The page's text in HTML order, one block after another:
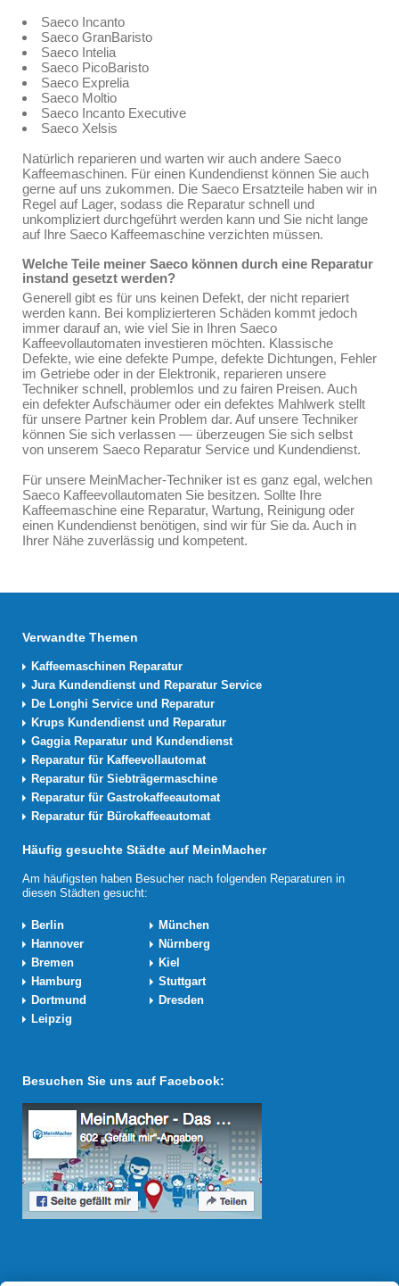
Saeco Incanto
Saeco GranBaristo
Saeco Intelia
Saeco PicoBaristo
Saeco Exprelia
Saeco Moltio
Saeco Incanto Executive
Saeco Xelsis
Natürlich reparieren und warten wir auch andere Saeco
Kaffeemaschinen. Für einen Kundendienst können Sie auch
gerne auf uns zukommen. Die Saeco Ersatzteile haben wir in
Regel auf Lager, sodass die Reparatur schnell und
unkompliziert durchgeführt werden kann und Sie nicht lange
auf Ihre Saeco Kaffeemaschine verzichten müssen.
Welche Teile meiner Saeco können durch eine Reparatur
instand gesetzt werden?
Generell gibt es für uns keinen Defekt, der nicht repariert
werden kann. Bei komplizierteren Schäden kommt jedoch
immer darauf an, wie viel Sie in Ihren Saeco
Kaffeevollautomaten investieren möchten. Klassische
Defekte, wie eine defekte Pumpe, defekte Dichtungen, Fehler
im Getriebe oder in der Elektronik, reparieren unsere
Techniker schnell, problemlos und zu fairen Preisen. Auch
ein defekter Aufschäumer oder ein defektes Mahlwerk stellt
für unsere Partner kein Problem dar. Auf unsere Techniker
können Sie sich verlassen — überzeugen Sie sich selbst
von unserem Saeco Reparatur Service und Kundendienst.
Für unsere MeinMacher-Techniker ist es ganz egal, welchen
Saeco Kaffeevollautomaten Sie besitzen. Sollte Ihre
Kaffeemaschine eine Reparatur, Wartung, Reinigung oder
einen Kundendienst benötigen, sind wir für Sie da. Auch in
Ihrer Nähe zuverlässig und kompetent.
Verwandte Themen
Kaffeemaschinen Reparatur
Jura Kundendienst und Reparatur Service
De Longhi Service und Reparatur
Krups Kundendienst und Reparatur
Gaggia Reparatur und Kundendienst
Reparatur für Kaffeevollautomat
Reparatur für Siebträgermaschine
Reparatur für Gastrokaffeeautomat
Reparatur für Bürokaffeeautomat
Häufig gesuchte Städte auf MeinMacher
Am häufigsten haben Besucher nach folgenden Reparaturen in
diesen Städten gesucht:
Berlin
München
Hannover
Nürnberg
Bremen
Kiel
Hamburg
Stuttgart
Dortmund
Dresden
Leipzig
Besuchen Sie uns auf Facebook: